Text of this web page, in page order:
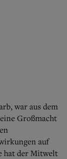
war aus dem
Großmacht
auf
hat der Mitwelt